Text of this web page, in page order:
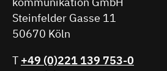
kommunikation GmbH
Steinfelder Gasse 11
50670 Köln
+49 (0)221 139 753-0